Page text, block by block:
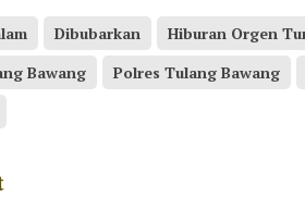
Dibubarkan
Hiburan Orgen
Bawang
Polres Tulang Bawang